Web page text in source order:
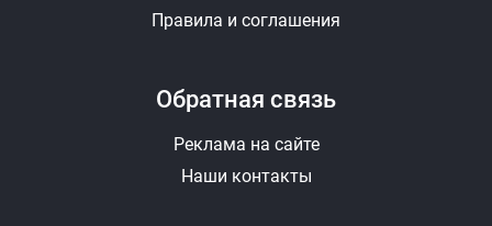
Правила и соглашения
Обратная связь
Реклама на сайте
Наши контакты